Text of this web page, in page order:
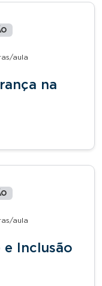
aula
na
aula
e Inclusão